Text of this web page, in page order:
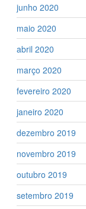
junho 2020
maio 2020
abril 2020
março 2020
fevereiro 2020
janeiro 2020
dezembro 2019
novembro 2019
outubro 2019
setembro 2019